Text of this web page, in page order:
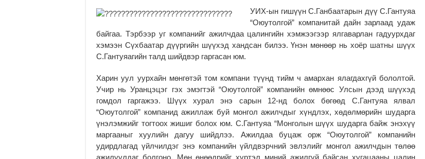
УИХ-ын гишүүн С.Ганбаатарын дүү С.Гантуяа
“Оюутолгой” компанитай дайн зарлаад удаж
байгаа. Тэрбээр уг компанийг ажилчдаа цалингийн хэмжээгээр ялгаварлан гадуурхдаг
хэмээн Сүхбаатар дүүргийн шүүхэд хандсан билээ. Үнэн мөнөөр нь хоёр шатны шүүх
С.Гантуяагийн талд шийдвэр гаргасан юм.
Харин уул уурхайн мөнгөтэй том компани түүнд тийм ч амархан ялагдахгүй бололтой.
Учир нь Уранцэцэг гэх эмэгтэй “Оюутолгой” компанийн өмнөөс Улсын дээд шүүхэд
гомдол гаргажээ. Шүүх хурал энэ сарын 12-нд болох бөгөөд С.Гантуяа ялвал
“Оюутолгой” компанид ажиллаж буй монгол ажилчдыг хүндлэх, хөдөлмөрийн шударга
үнэлэмжийг тогтоох жишиг болох юм. С.Гантуяа “Монголын шүүх шударга байж энэхүү
маргааныг хуулийн дагуу шийдлээ. Ажилдаа буцаж орж “Оюутолгой” компанийн
удирдлагад үйлчилдэг энэ компанийн үйлдвэрчний эвлэлийг монгол ажилчдын төлөө
ажилуулдаг болгоно. Мөн өнөөдрийг хүртэл миний ажилгүй байсан хугацааны цалин